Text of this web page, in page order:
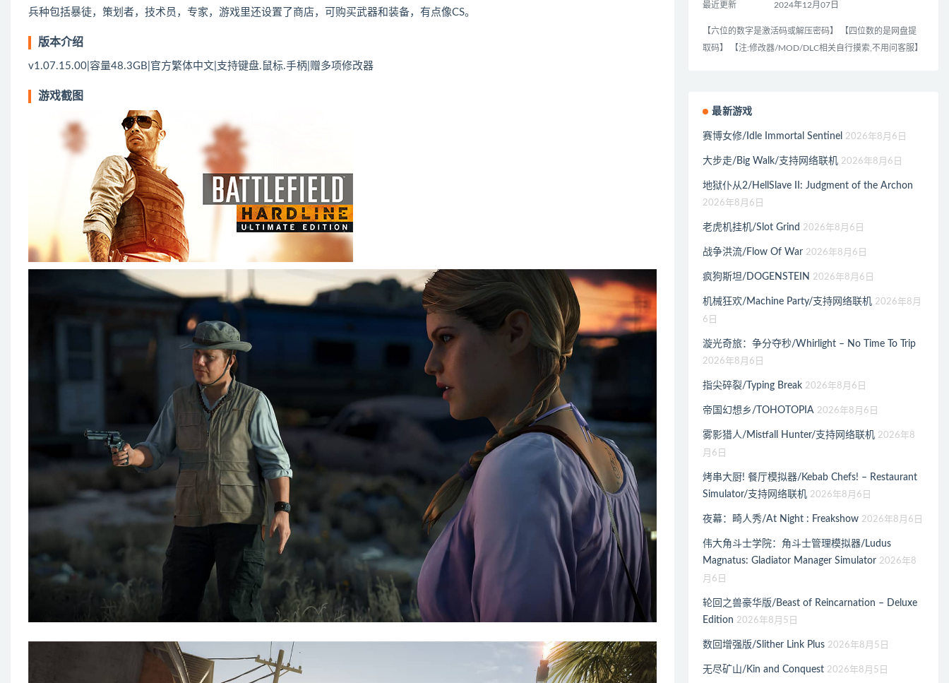
兵种包括暴徒，策划者，技术员，专家，游戏里还设置了商店，可购买武器和装备，有点像CS。
版本介绍
v1.07.15.00|容量48.3GB|官方繁体中文|支持键盘.鼠标.手柄|赠多项修改器
游戏截图
最近更新 2024年12月07日
【六位的数字是激活码或解压密码】 【四位数的是网盘提
取码】 【注:修改器/MOD/DLC相关自行摸索,不用问客服】
最新游戏
赛博女修/Idle Immortal Sentinel 2026年8月6日
大步走/Big Walk/支持网络联机 2026年8月6日
地狱仆从2/HellSlave II: Judgment of the Archon
2026年8月6日
老虎机挂机/Slot Grind 2026年8月6日
战争洪流/Flow Of War 2026年8月6日
疯狗斯坦/DOGENSTEIN 2026年8月6日
机械狂欢/Machine Party/支持网络联机 2026年8月
6日
漩光奇旅：争分夺秒/Whirlight – No Time To Trip
2026年8月6日
指尖碎裂/Typing Break 2026年8月6日
帝国幻想乡/TOHOTOPIA 2026年8月6日
雾影猎人/Mistfall Hunter/支持网络联机 2026年8
月6日
烤串大厨! 餐厅模拟器/Kebab Chefs! – Restaurant
Simulator/支持网络联机 2026年8月6日
夜幕：畸人秀/At Night : Freakshow 2026年8月6日
伟大角斗士学院：角斗士管理模拟器/Ludus
Magnatus: Gladiator Manager Simulator 2026年8
月6日
轮回之兽豪华版/Beast of Reincarnation – Deluxe
Edition 2026年8月5日
数回增强版/Slither Link Plus 2026年8月5日
无尽矿山/Kin and Conquest 2026年8月5日